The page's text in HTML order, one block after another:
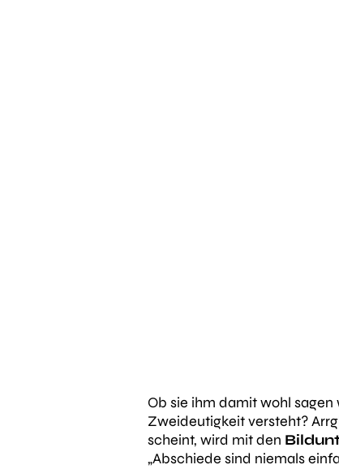
Ob sie ihm damit wohl sagen
Zweideutigkeit versteht?
scheint, wird mit den
„Abschiede sind niemals